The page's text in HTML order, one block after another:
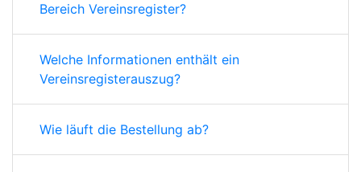
Bereich Vereinsregister?
Welche Informationen enthält ein
Vereinsregisterauszug?
Wie läuft die Bestellung ab?